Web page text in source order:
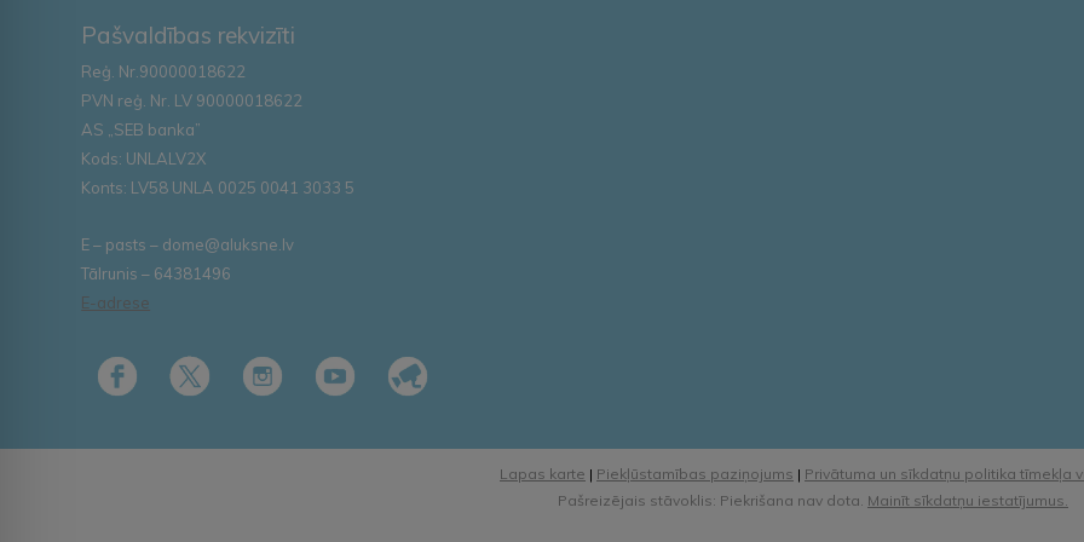
Pašvaldības rekvizīti
Reģ. Nr.90000018622
PVN reģ. Nr. LV 90000018622
AS „SEB banka”
Kods: UNLALV2X
Konts: LV58 UNLA 0025 0041 3033 5
E – pasts – dome@aluksne.lv
Tālrunis – 64381496
E-adrese
Lapas karte | Piekļūstamības paziņojums | Privātuma un sīkdatņu politika tīmekļa
Pašreizējais stāvoklis: Piekrišana nav dota. Mainīt sīkdatņu iestatījumus.